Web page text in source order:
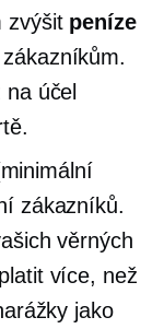
zvýšit peníze
na účel
zákazníků.
věrných
více, než
jako